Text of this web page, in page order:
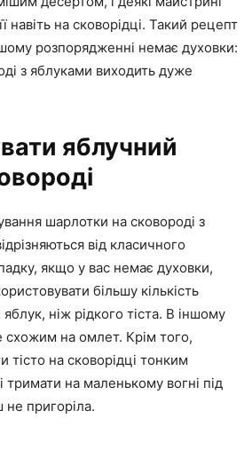
навіть на сковорідці. Такий рецепт
розпорядженні немає духовки:
з яблуками виходить дуже
яблучний
шарлотки на сковороді з
від класичного
якщо у вас немає духовки,
більшу кількість
ніж рідкого тіста. В іншому
схожим на омлет. Крім того,
тісто на сковорідці тонким
тримати на маленькому вогні під
пригоріла.